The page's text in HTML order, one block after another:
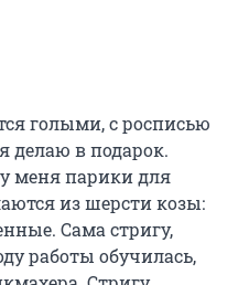
голыми, с росписью
делаю в подарок.
меня парики для
из шерсти козы:
Сама стригу,
работы обучилась,